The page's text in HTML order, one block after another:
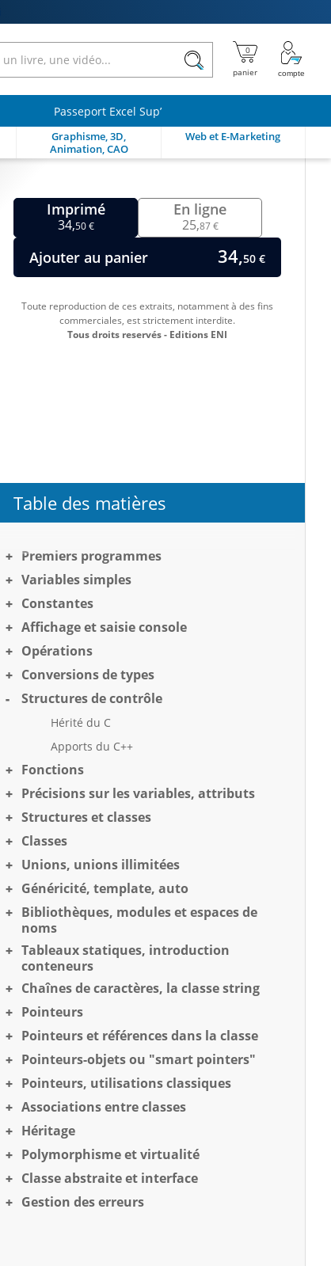
Passeport Excel Sup’
Graphisme, 3D,
Animation, CAO
Web et E-Marketing
Imprimé
34,50 €
En ligne
25,87 €
Ajouter au panier 34,50 €
Toute reproduction de ces extraits, notamment à des fins
commerciales, est strictement interdite.
Tous droits reservés - Editions ENI
Table des matières
Premiers programmes
Variables simples
Constantes
Affichage et saisie console
Opérations
Conversions de types
Structures de contrôle
Hérité du C
Apports du C++
Fonctions
Précisions sur les variables, attributs
Structures et classes
Classes
Unions, unions illimitées
Généricité, template, auto
Bibliothèques, modules et espaces de
noms
Tableaux statiques, introduction
conteneurs
Chaînes de caractères, la classe string
Pointeurs
Pointeurs et références dans la classe
Pointeurs-objets ou "smart pointers"
Pointeurs, utilisations classiques
Associations entre classes
Héritage
Polymorphisme et virtualité
Classe abstraite et interface
Gestion des erreurs